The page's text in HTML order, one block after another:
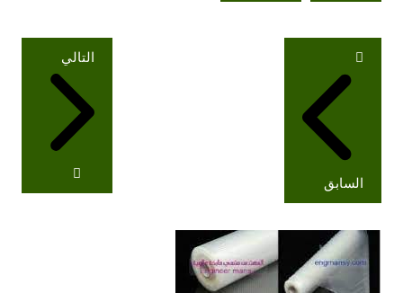
تصفّح
المقالات
السابق
التالي